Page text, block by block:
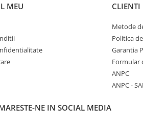
MEU CLIENTI
Metode
Politica
Garantia
Formular
ANPC
ANPC -
NE IN SOCIAL MEDIA